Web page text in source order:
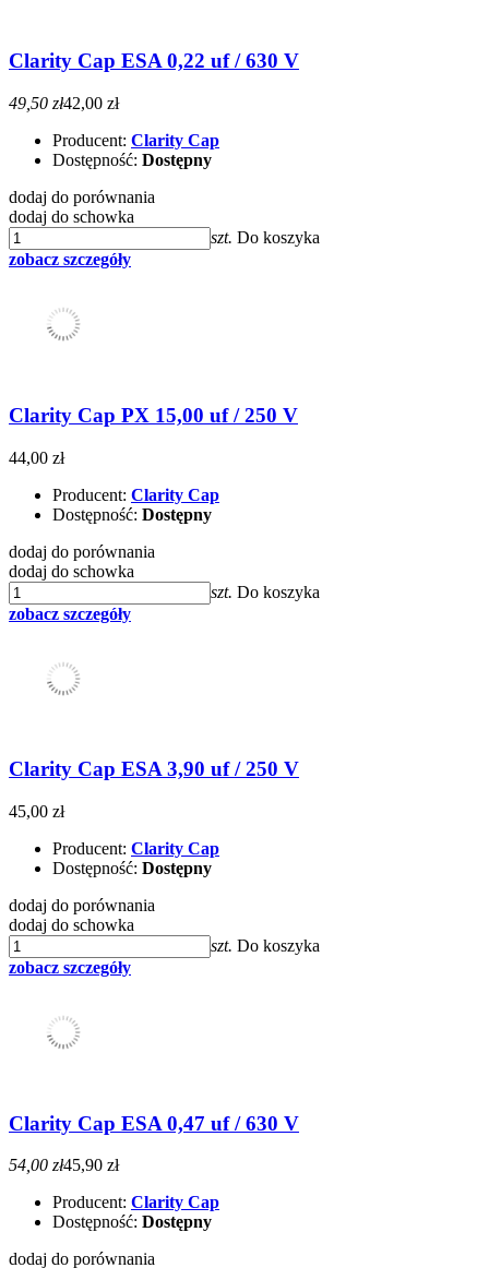
Clarity Cap ESA 0,22 uf / 630 V
49,50 zł42,00 zł
Producent: Clarity Cap
Dostępność: Dostępny
dodaj do porównania
dodaj do schowka
szt. Do koszyka
zobacz szczegóły
Clarity Cap PX 15,00 uf / 250 V
44,00 zł
Producent: Clarity Cap
Dostępność: Dostępny
dodaj do porównania
dodaj do schowka
szt. Do koszyka
zobacz szczegóły
Clarity Cap ESA 3,90 uf / 250 V
45,00 zł
Producent: Clarity Cap
Dostępność: Dostępny
dodaj do porównania
dodaj do schowka
szt. Do koszyka
zobacz szczegóły
Clarity Cap ESA 0,47 uf / 630 V
54,00 zł45,90 zł
Producent: Clarity Cap
Dostępność: Dostępny
dodaj do porównania